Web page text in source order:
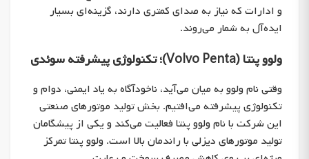
و ادارات که نیاز به صدای کمتری دارند، گزینه‌ای بسیار
ایده‌آل به شمار می‌روند.
ولوو پنتا (Volvo Penta)؛ تکنولوژی پیشرفته سوئدی
وقتی نام ولوو به میان می‌آید، ناخودآگاه به یاد ایمنی، دوام و
تکنولوژی پیشرفته می‌افتیم. بخش تولید موتورهای صنعتی
این شرکت با نام ولوو پنتا فعالیت می‌کند و یکی از پیشگامان
تولید موتورهای دیزلی با راندمان بالا است. ولوو پنتا تمرکز